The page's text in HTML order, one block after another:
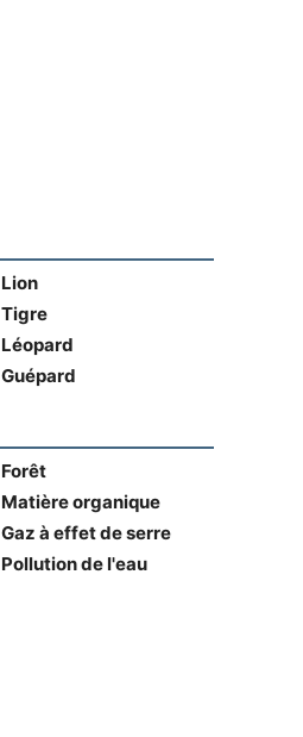
Lion
Tigre
Léopard
Guépard
Forêt
Matière organique
Gaz à effet de serre
Pollution de l'eau